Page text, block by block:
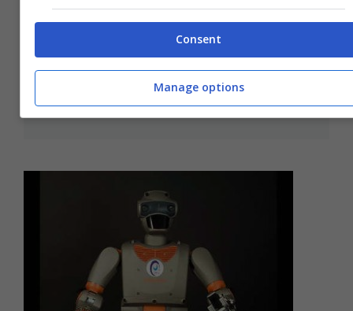
Trofei di caccia robotici
Marzo 3, 2008
Consent
Manage options